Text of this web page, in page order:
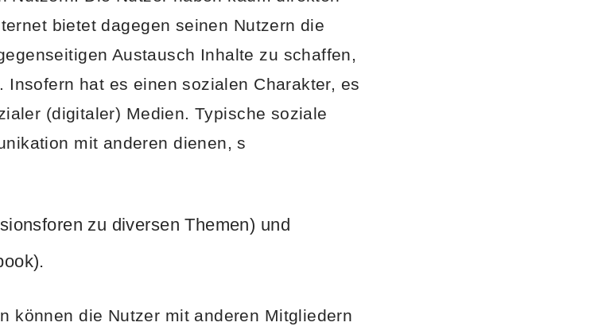
bietet dagegen seinen Nutzern die
Austausch Inhalte zu schaffen,
hat es einen sozialen Charakter, es
(digitaler) Medien. Typische soziale
mit anderen dienen, s
zu diversen Themen) und
können die Nutzer mit anderen Mitgliedern